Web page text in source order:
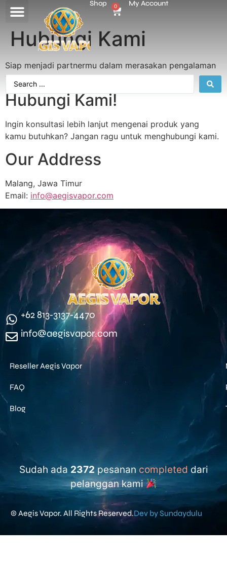
Shop 0 My Account
Hubungi Kami
Siap menjadi partnermu dalam merasakan pengalaman
vaping terbaik.
Hubungi Kami!
Ingin konsultasi lebih lanjut mengenai produk yang
kamu butuhkan? Jangan ragu untuk menghubungi kami.
Our Address
Malang, Jawa Timur
Email: info@aegisvapor.com
‪+62 813‑3137‑4470‬
info@aegisvapor.com
Reseller Aegis Vapor
FAQ
Blog
Sudah ada 2372 pesanan completed dari
pelanggan kami
© Aegis Vapor. All Rights Reserved.Dev by Sundaydulu